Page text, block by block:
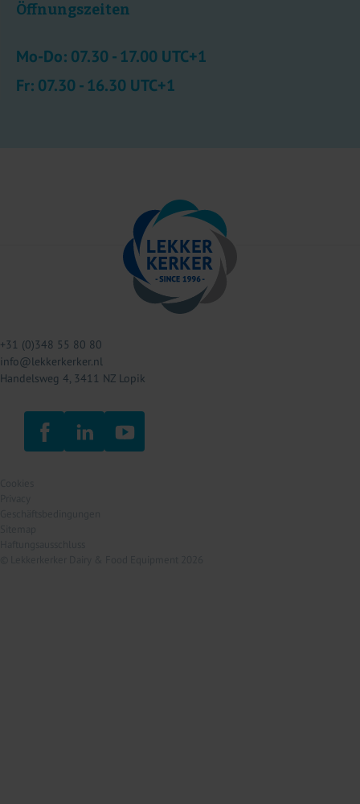
Öffnungszeiten
Mo-Do: 07.30 - 17.00 UTC+1
Fr: 07.30 - 16.30 UTC+1
+31 (0)348 55 80 80
info@lekkerkerker.nl
Handelsweg 4, 3411 NZ Lopik